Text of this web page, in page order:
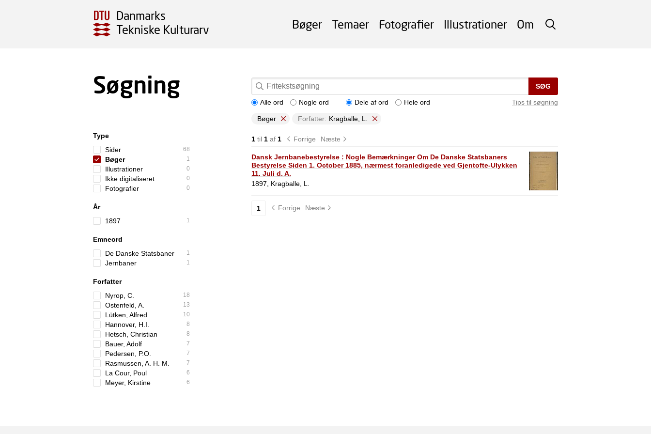
Danmarks
Tekniske Kulturarv
SØG
Bøger Temaer Fotografier Illustrationer Om
Søgning SØG
Tips til søgning
Alle ord Nogle ord Dele af ord Hele ord
Bøger Forfatter: Kragballe, L.
Type
Sider
68
Bøger 1
Illustrationer 0
Ikke digitaliseret 0
Fotografier 0
År
1897
1
Emneord
De Danske Statsbaner
1
Jernbaner 1
Forfatter
Nyrop, C.
18
Ostenfeld, A. 13
Lütken, Alfred 10
Hannover, H.I. 8
Hetsch, Christian 8
Bauer, Adolf 7
Pedersen, P.O. 7
Rasmussen, A. H. M. 7
La Cour, Poul 6
Meyer, Kirstine 6
1til 1af 1 Forrige Næste
Dansk Jernbanebestyrelse : Nogle Bemærkninger Om De Danske Statsbaners
Bestyrelse Siden 1. October 1885, nærmest foranledigede ved Gjentofte-Ulykken
11. Juli d. A.
1897, Kragballe, L.
1 Forrige Næste